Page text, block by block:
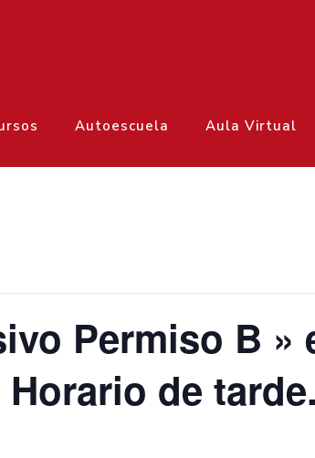
Autoescuela Aula Virtual
Permiso B »
de tarde.